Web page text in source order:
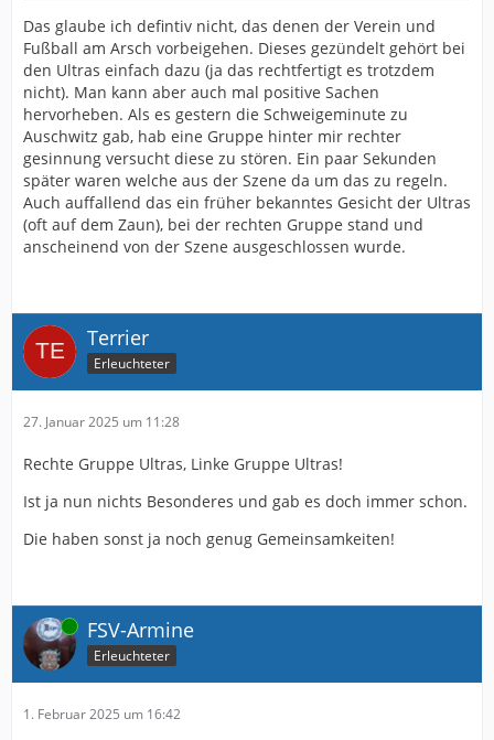
Das glaube ich defintiv nicht, das denen der Verein und
Fußball am Arsch vorbeigehen. Dieses gezündelt gehört bei
den Ultras einfach dazu (ja das rechtfertigt es trotzdem
nicht). Man kann aber auch mal positive Sachen
hervorheben. Als es gestern die Schweigeminute zu
Auschwitz gab, hab eine Gruppe hinter mir rechter
gesinnung versucht diese zu stören. Ein paar Sekunden
später waren welche aus der Szene da um das zu regeln.
Auch auffallend das ein früher bekanntes Gesicht der Ultras
(oft auf dem Zaun), bei der rechten Gruppe stand und
anscheinend von der Szene ausgeschlossen wurde.
Terrier
Erleuchteter
27. Januar 2025 um 11:28
Rechte Gruppe Ultras, Linke Gruppe Ultras!
Ist ja nun nichts Besonderes und gab es doch immer schon.
Die haben sonst ja noch genug Gemeinsamkeiten!
Online FSV-Armine
Erleuchteter
1. Februar 2025 um 16:42